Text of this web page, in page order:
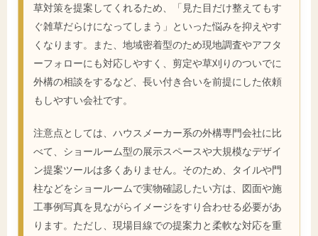
草対策を提案してくれるため、「見た目だけ整えてもす
ぐ雑草だらけになってしまう」といった悩みを抑えやす
くなります。また、地域密着型のため現地調査やアフタ
ーフォローにも対応しやすく、剪定や草刈りのついでに
外構の相談をするなど、長い付き合いを前提にした依頼
もしやすい会社です。
注意点としては、ハウスメーカー系の外構専門会社に比
べて、ショールーム型の展示スペースや大規模なデザイ
ン提案ツールは多くありません。そのため、タイルや門
柱などをショールームで実物確認したい方は、図面や施
工事例写真を見ながらイメージをすり合わせる必要があ
ります。ただし、現場目線での提案力と柔軟な対応を重